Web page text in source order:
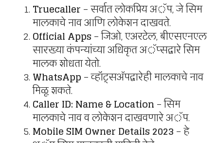
Truecaller – सर्वात लोकप्रिय अॅप, जे सिम
मालकाचे नाव आणि लोकेशन दाखवते.
Official Apps – जिओ, एअरटेल, बीएसएनएल
सारख्या कंपन्यांच्या अधिकृत अॅप्सद्वारे सिम
मालक शोधता येतो.
WhatsApp – व्हॉट्सअ‍ॅपद्वारेही मालकाचे नाव
मिळू शकते.
Caller ID: Name & Location – सिम
मालकाचे नाव व लोकेशन दाखवणारे अॅप.
Mobile SIM Owner Details 2023 – हे